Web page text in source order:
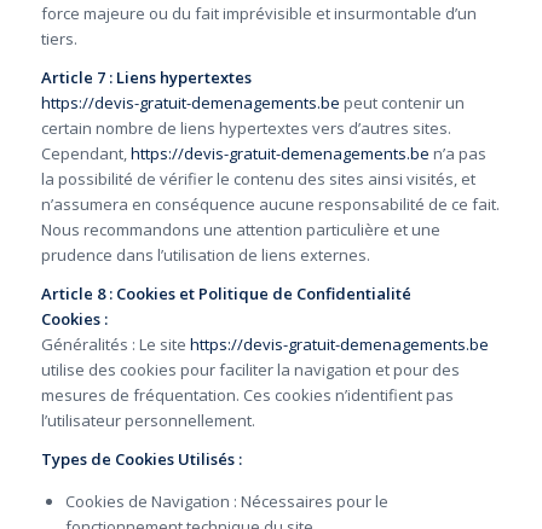
force majeure ou du fait imprévisible et insurmontable d’un
tiers.
Article 7 : Liens hypertextes
https://devis-gratuit-demenagements.be peut contenir un
certain nombre de liens hypertextes vers d’autres sites.
Cependant,https://devis-gratuit-demenagements.be n’a pas
la possibilité de vérifier le contenu des sites ainsi visités, et
n’assumera en conséquence aucune responsabilité de ce fait.
Nous recommandons une attention particulière et une
prudence dans l’utilisation de liens externes.
Article 8 : Cookies et Politique de Confidentialité
Cookies :
Généralités : Le site https://devis-gratuit-demenagements.be
utilise des cookies pour faciliter la navigation et pour des
mesures de fréquentation. Ces cookies n’identifient pas
l’utilisateur personnellement.
Types de Cookies Utilisés :
Cookies de Navigation : Nécessaires pour le